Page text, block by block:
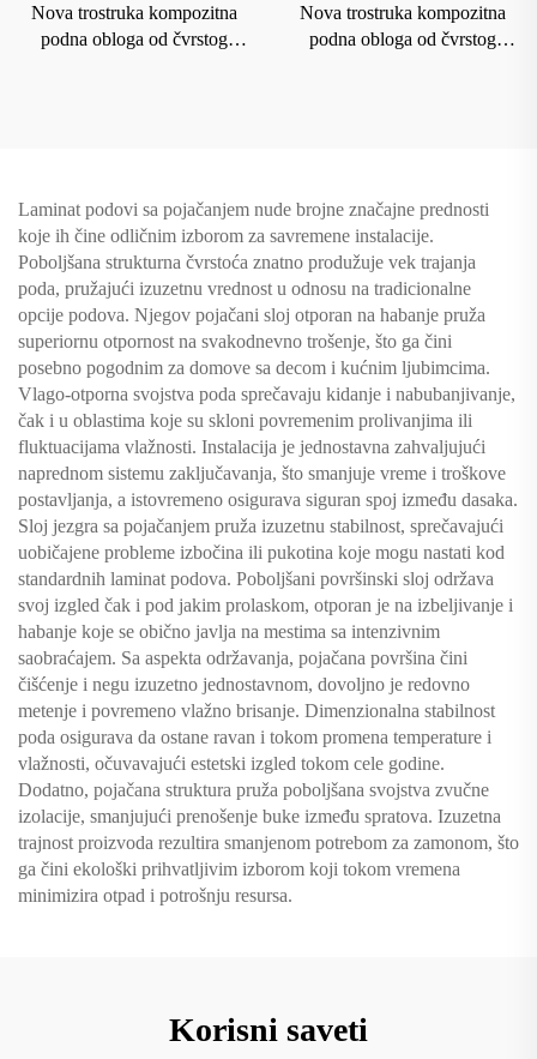
Nova trostruka kompozitna
podna obloga od čvrstog
Nova trostruka kompozitna
podna obloga od čvrstog
Laminat podovi sa pojačanjem nude brojne značajne prednosti
koje ih čine odličnim izborom za savremene instalacije.
Poboljšana strukturna čvrstoća znatno produžuje vek trajanja
poda, pružajući izuzetnu vrednost u odnosu na tradicionalne
opcije podova. Njegov pojačani sloj otporan na habanje pruža
superiornu otpornost na svakodnevno trošenje, što ga čini
posebno pogodnim za domove sa decom i kućnim ljubimcima.
Vlago-otporna svojstva poda sprečavaju kidanje i nabubanjivanje,
čak i u oblastima koje su skloni povremenim prolivanjima ili
fluktuacijama vlažnosti. Instalacija je jednostavna zahvaljujući
naprednom sistemu zaključavanja, što smanjuje vreme i troškove
postavljanja, a istovremeno osigurava siguran spoj između dasaka.
Sloj jezgra sa pojačanjem pruža izuzetnu stabilnost, sprečavajući
uobičajene probleme izbočina ili pukotina koje mogu nastati kod
standardnih laminat podova. Poboljšani površinski sloj održava
svoj izgled čak i pod jakim prolaskom, otporan je na izbeljivanje i
habanje koje se obično javlja na mestima sa intenzivnim
saobraćajem. Sa aspekta održavanja, pojačana površina čini
čišćenje i negu izuzetno jednostavnom, dovoljno je redovno
metenje i povremeno vlažno brisanje. Dimenzionalna stabilnost
poda osigurava da ostane ravan i tokom promena temperature i
vlažnosti, očuvavajući estetski izgled tokom cele godine.
Dodatno, pojačana struktura pruža poboljšana svojstva zvučne
izolacije, smanjujući prenošenje buke između spratova. Izuzetna
trajnost proizvoda rezultira smanjenom potrebom za zamonom, što
ga čini ekološki prihvatljivim izborom koji tokom vremena
minimizira otpad i potrošnju resursa.
Korisni saveti